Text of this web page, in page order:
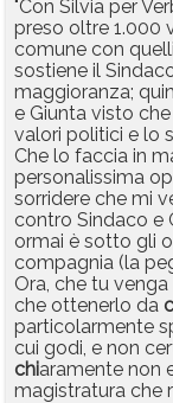
"Con Silvia per
preso oltre 1.000
comune con
sostiene il
maggioranza;
e Giunta visto
valori politici e lo
Che lo faccia in
personalissima
sorridere che mi
contro Sindaco e
ormai è sotto gli
compagnia (la
Ora, che tu venga
che ottenerlo da
particolarmente
cui godi, e non
chiaramente non
magistratura che